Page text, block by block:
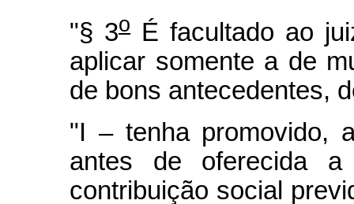
"§ 3oÉ facultado ao
aplicar somente a de
de bons antecedentes,
"I – tenha promovido,
antes de oferecida a
contribuição social